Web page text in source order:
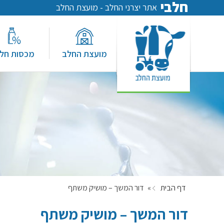
חלבי אתר יצרני החלב - מועצת החלב
מועצת החלב מכסות
דף הבית » דור המשך – מושיק משתף
דור המשך – מושיק משתף